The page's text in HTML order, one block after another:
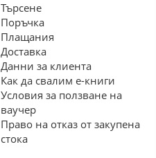
Търсене
Поръчка
Плащания
Доставка
Данни за клиента
Как да свалим е-книги
Условия за ползване на
ваучер
Право на отказ от закупена
стока